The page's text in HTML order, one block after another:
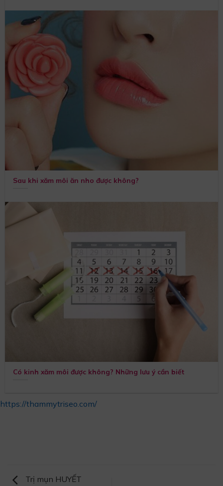
Sau khi xăm môi ăn nho được không?
Có kinh xăm môi được không? Những lưu ý cần biết
https://thammytriseo.com/
Trị mụn HUYẾT